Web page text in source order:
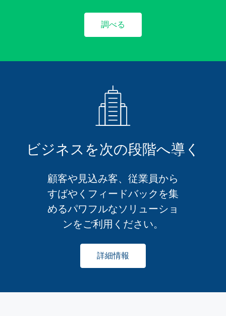
調べる
ビジネスを次の段階へ導く
顧客や見込み客、従業員から
すばやくフィードバックを集
めるパワフルなソリューショ
ンをご利用ください。
詳細情報